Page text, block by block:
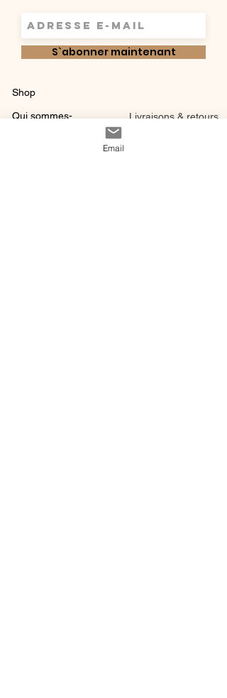
S`abonner maintenant
Shop
Qui sommes-
instagram
Livraisons & retours
Email